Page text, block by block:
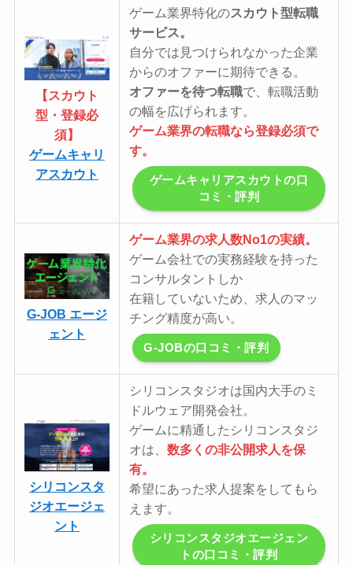
【スカウト
型・登録必
須】
ゲームキャリ
アスカウト
ゲーム業界特化のスカウト型転職
サービス。
自分では見つけられなかった企業
からのオファーに期待できる。
オファーを待つ転職で、転職活動
の幅を広げられます。
ゲーム業界の転職なら登録必須で
す。
ゲームキャリアスカウトの口
コミ・評判
G-JOB エージ
ェント
ゲーム業界の求人数No1の実績。
ゲーム会社での実務経験を持った
コンサルタントしか
在籍していないため、求人のマッ
チング精度が高い。
G-JOBの口コミ・評判
シリコンスタ
ジオエージェ
ント
シリコンスタジオは国内大手のミ
ドルウェア開発会社。
ゲームに精通したシリコンスタジ
オは、 数多くの非公開求人を保
有。
希望にあった求人提案をしてもら
えます。
シリコンスタジオエージェン
トの口コミ・評判